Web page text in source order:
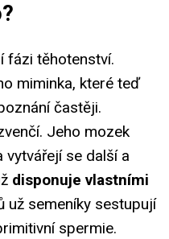
fázi těhotenství.
miminka, které teď
častěji.
Jeho mozek
se další a
disponuje vlastními
už semeníky sestupují
spermie.